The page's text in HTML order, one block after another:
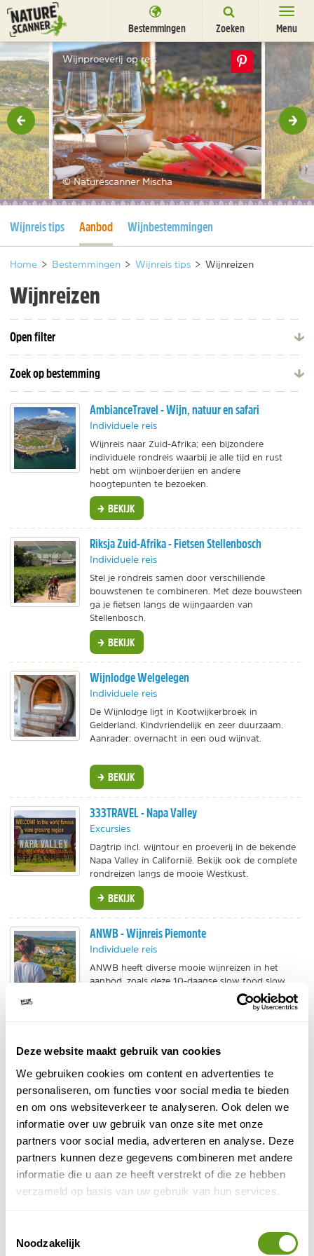
Deze website maakt gebruik van cookies
We gebruiken cookies om content en advertenties te
personaliseren, om functies voor social media te bieden
en om ons websiteverkeer te analyseren. Ook delen we
informatie over uw gebruik van onze site met onze
partners voor social media, adverteren en analyse. Deze
partners kunnen deze gegevens combineren met andere
informatie die u aan ze heeft verstrekt of die ze hebben
verzameld op basis van uw gebruik van hun services.
Noodzakelijk
Ga
naar
content
Bestemmingen Zoeken Menu
Bestemmingen
Overnachten
Activiteiten
Natuurparken
Dieren
Nieuwsbrief Uitgelicht
Wijnproeverij op reis
© Naturescanner Mischa
Huidige pagina
Wijnreis tips Huidige pagina
Aanbod Wijnbestemmingen
Home > Bestemmingen > Wijnreis tips > Wijnreizen
Wijnreizen
Open filter
Zoek op bestemming
AmbianceTravel - Wijn, natuur en safari
Individuele reis
Wijnreis naar Zuid-Afrika; een bijzondere
individuele rondreis waarbij je alle tijd en rust
hebt om wijnboerderijen en andere
hoogtepunten te bezoeken.
BEKIJK
Riksja Zuid-Afrika - Fietsen Stellenbosch
Individuele reis
Stel je rondreis samen door verschillende
bouwstenen te combineren. Met deze bouwsteen
ga je fietsen langs de wijngaarden van
Stellenbosch.
BEKIJK
Wijnlodge Welgelegen
Individuele reis
De Wijnlodge ligt in Kootwijkerbroek in
Gelderland. Kindvriendelijk en zeer duurzaam.
Aanrader: overnacht in een oud wijnvat.
BEKIJK
333TRAVEL - Napa Valley
Excursies
Dagtrip incl. wijntour en proeverij in de bekende
Napa Valley in Californië. Bekijk ook de complete
rondreizen langs de mooie Westkust.
BEKIJK
ANWB - Wijnreis Piemonte
Individuele reis
ANWB heeft diverse mooie wijnreizen in het
aanbod, zoals deze 10-daagse slow food slow
Get Your Guide - Wijnproeverijen
Excursies
De leukste tours die helemaal in het teken staan
van wijnen.
BEKIJK
Booking.com - Boetiekhotel Schloss Neuweier
Individuele reis
Het zuidwesten van Duitsland is dé plek voor een